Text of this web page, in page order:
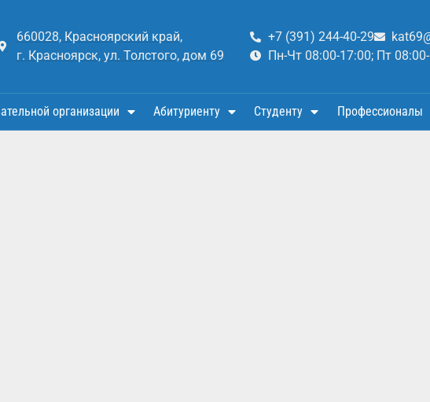
660028, Красноярский край,
г. Красноярск, ул. Толстого, дом 69
+7 (391) 244-40-29
Пн-Чт 08:00-17:00; Пт
организации Абитуриенту Студенту Профессионалы